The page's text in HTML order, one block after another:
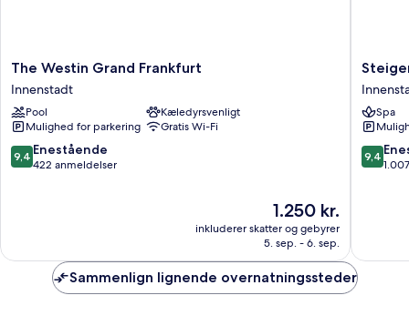
The
Westin
Grand
Frankfurt
Innenstadt
The Westin Grand Frankfurt
Innenstadt
Pool
Kæledyrsvenligt
Mulighed for parkering
Gratis Wi-Fi
9.4
ud
9,4 Enestående
422 anmeldelser
Prisen
er
1.250 kr.
1.250 kr.
inkluderer skatter og gebyrer
5. sep. - 6. sep.
Icon
HofSpa
9.4
ud
9,4
Sammenlign lignende overnatningssteder